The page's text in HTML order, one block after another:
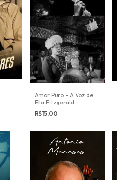
Amor Puro - A Voz de
Ella Fitzgerald
R$15,00